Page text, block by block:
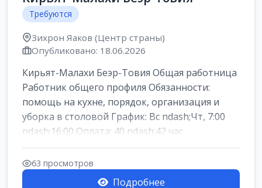
Требуются
Зихрон Яаков (Центр страны)
Опубликовано: 18.06.2026
Кирьят-Малахи Беэр-Товия Общая работница
Работник общего профиля Обязанности:
помощь на кухне, порядок, организация и
уборка в столовой График: Вс ndash;Чт, 7:00
ndash;16:00 Оплата: 40 ndash;42 час
63 просмотров
Подробнее